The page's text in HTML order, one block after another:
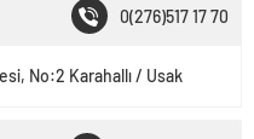
0(276)517 17 70
No:2 Karahallı / Usak